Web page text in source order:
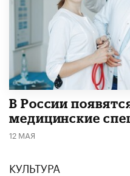
В России
медицинские
12 МАЯ
КУЛЬТУРА